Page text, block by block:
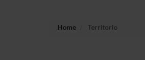
Home Territorio